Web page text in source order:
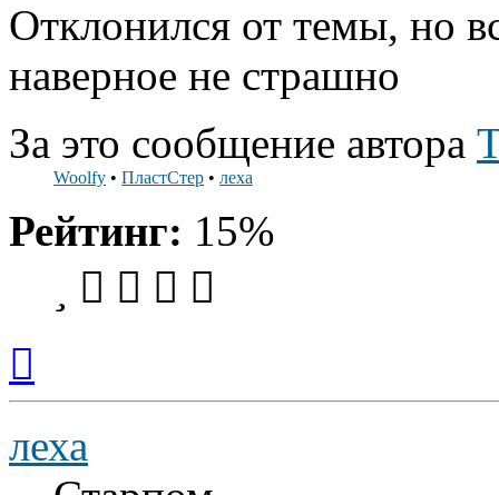
Отклонился от темы, но
наверное не страшно
За это сообщение автора
Woolfy • ПластСтер • леха
Рейтинг: 15%
началу
леха